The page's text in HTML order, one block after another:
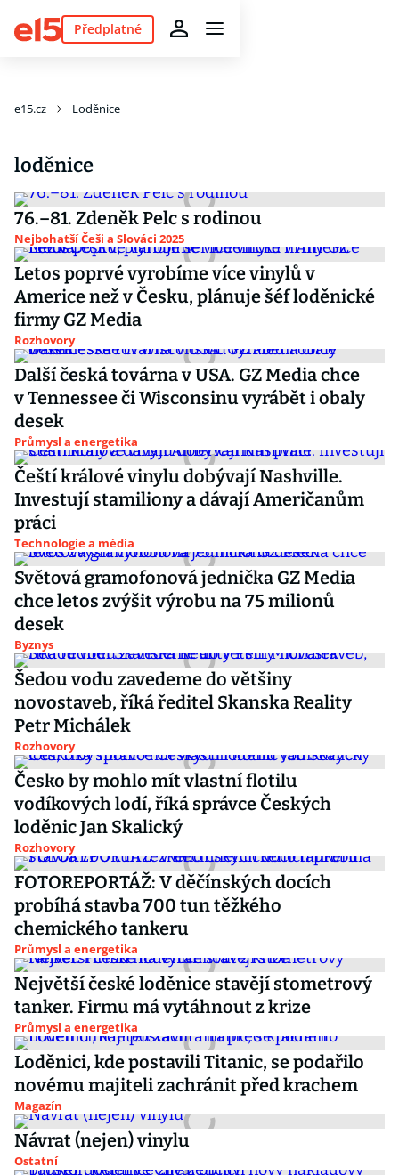
Předplatné
e15.cz Loděnice
loděnice
76.–81. Zdeněk Pelc s rodinou
Nejbohatší Češi a Slováci 2025
Letos poprvé vyrobíme více vinylů v
Americe než v Česku, plánuje šéf loděnické
firmy GZ Media
Rozhovory
Další česká továrna v USA. GZ Media chce
v Tennessee či Wisconsinu vyrábět i obaly
desek
Průmysl a energetika
Čeští králové vinylu dobývají Nashville.
Investují stamiliony a dávají Američanům
práci
Technologie a média
Světová gramofonová jednička GZ Media
chce letos zvýšit výrobu na 75 milionů
desek
Byznys
Šedou vodu zavedeme do většiny
novostaveb, říká ředitel Skanska Reality
Petr Michálek
Rozhovory
Česko by mohlo mít vlastní flotilu
vodíkových lodí, říká správce Českých
loděnic Jan Skalický
Rozhovory
FOTOREPORTÁŽ: V děčínských docích
probíhá stavba 700 tun těžkého
chemického tankeru
Průmysl a energetika
Největší české loděnice stavějí stometrový
tanker. Firmu má vytáhnout z krize
Průmysl a energetika
Loděnici, kde postavili Titanic, se podařilo
novému majiteli zachránit před krachem
Magazín
Návrat (nejen) vinylu
Ostatní